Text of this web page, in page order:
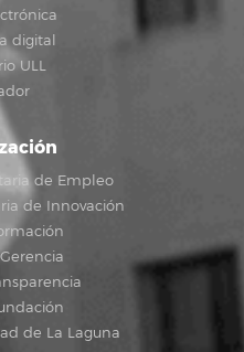
digital
ULL
de Empleo
de Innovación
de La Laguna